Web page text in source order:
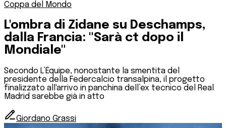
Coppa del Mondo
L'ombra di Zidane su Deschamps,
dalla Francia: "Sarà ct dopo il
Mondiale"
Secondo L’Équipe, nonostante la smentita del
presidente della Federcalcio transalpina, il progetto
finalizzato all'arrivo in panchina dell’ex tecnico del Real
Madrid sarebbe già in atto
Giordano Grassi